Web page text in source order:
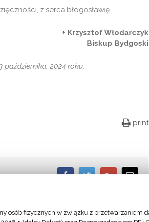
z serca błogosławię.
+ Krzysztof Włodarczyk
Biskup Bydgoski
października, 2024 roku.
print
FacebookTwitterGoogle+
osób fizycznych w związku z przetwarzaniem